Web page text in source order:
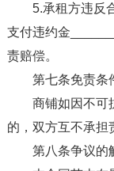
5.承租方违反
支付违约金
责赔偿。
第七条免责条
商铺如因不可
的，双方互不承担
第八条争议的